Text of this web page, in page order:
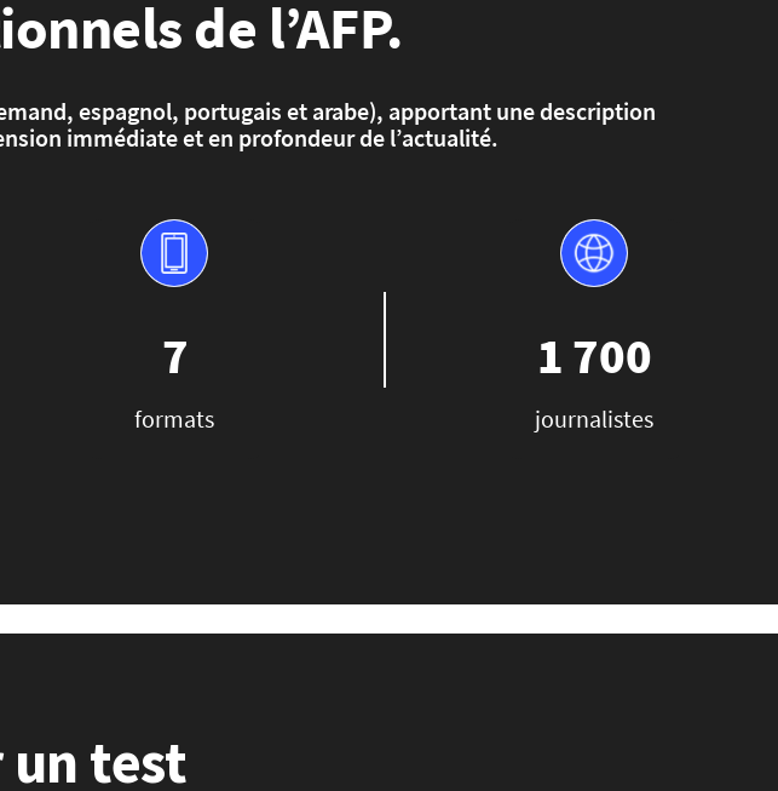
de l’AFP.
espagnol, portugais et arabe), apportant une description
immédiate et en profondeur de l’actualité.
7
formats
1 700
journalistes
un test